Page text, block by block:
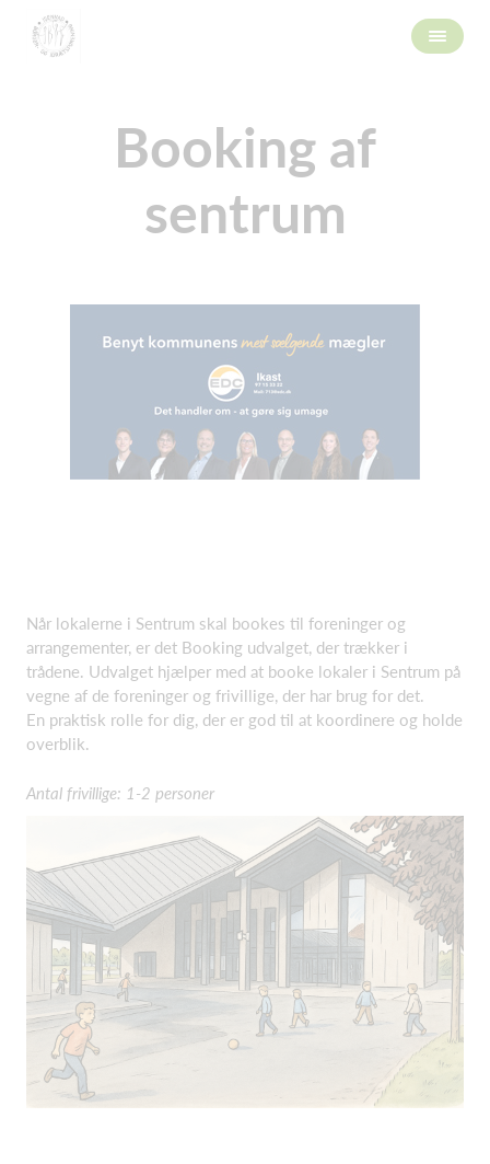
Booking af
sentrum
Når lokalerne i Sentrum skal bookes til foreninger og
arrangementer, er det Booking udvalget, der trækker i
trådene. Udvalget hjælper med at booke lokaler i Sentrum på
vegne af de foreninger og frivillige, der har brug for det.
En praktisk rolle for dig, der er god til at koordinere og holde
overblik.
Antal frivillige: 1-2 personer